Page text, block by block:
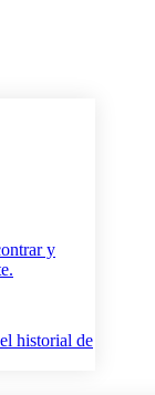
y
historial de